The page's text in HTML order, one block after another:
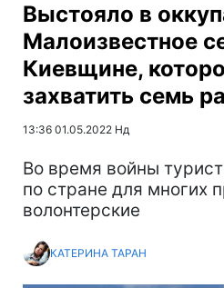
Выстояло в
Малоизвестное
Киевщине,
захватить семь
13:36 01.05.2022 Нд
Во время войны
по стране для многих
волонтерские
КАТЕРИНА ТАРАН